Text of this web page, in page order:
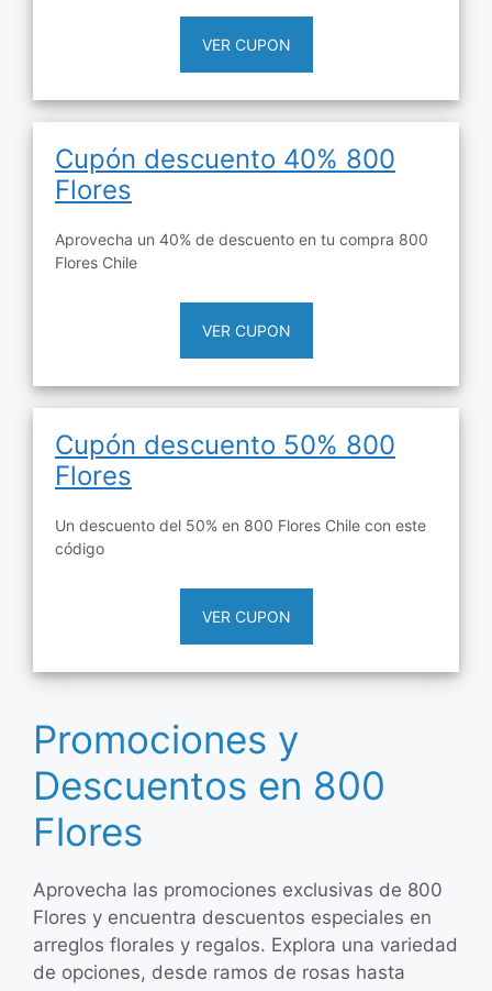
VER CUPON
Cupón descuento 40% 800
Flores
Aprovecha un 40% de descuento en tu compra 800
Flores Chile
VER CUPON
Cupón descuento 50% 800
Flores
Un descuento del 50% en 800 Flores Chile con este
código
VER CUPON
Promociones y
Descuentos en 800
Flores
Aprovecha las promociones exclusivas de 800
Flores y encuentra descuentos especiales en
arreglos florales y regalos. Explora una variedad
de opciones, desde ramos de rosas hasta